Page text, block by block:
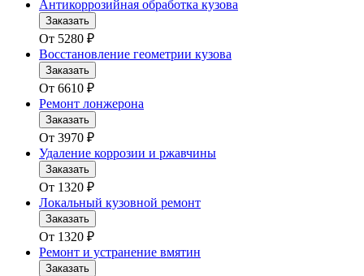
Антикоррозийная обработка кузова
Заказать
От 5280 ₽
Восстановление геометрии кузова
Заказать
От 6610 ₽
Ремонт лонжерона
Заказать
От 3970 ₽
Удаление коррозии и ржавчины
Заказать
От 1320 ₽
Локальный кузовной ремонт
Заказать
От 1320 ₽
Ремонт и устранение вмятин
Заказать